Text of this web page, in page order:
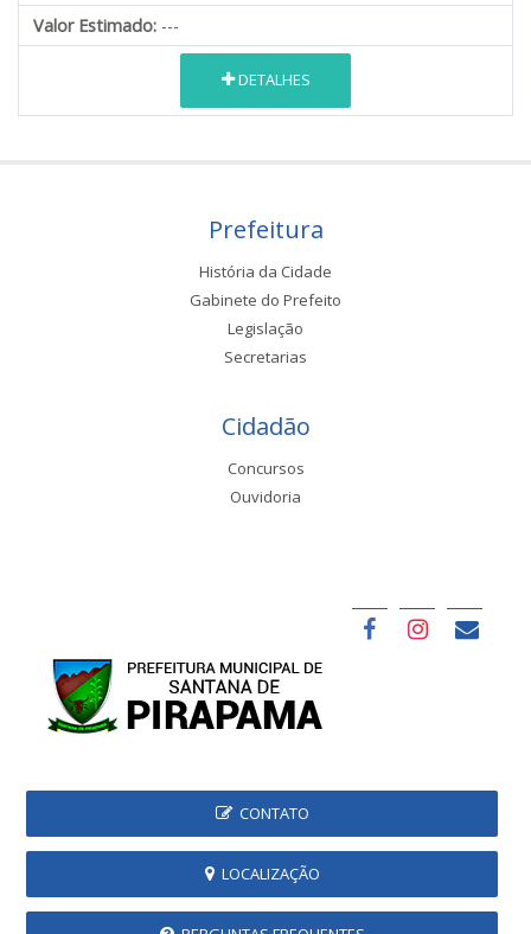
Valor Estimado: ---
DETALHES
Prefeitura
História da Cidade
Gabinete do Prefeito
Legislação
Secretarias
Cidadão
Concursos
Ouvidoria
CONTATO
LOCALIZAÇÃO